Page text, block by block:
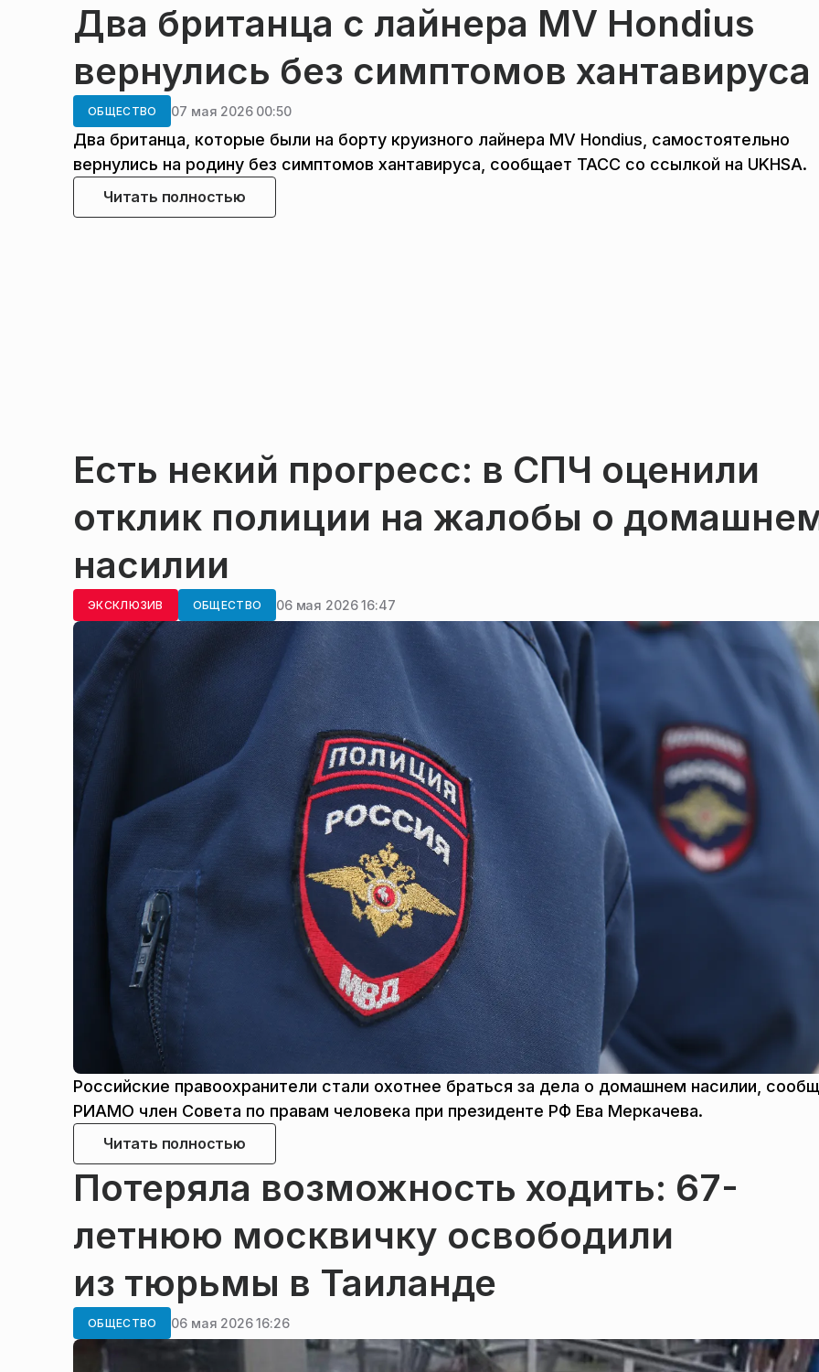
Два британца с лайнера MV Hondius
вернулись без симптомов хантавируса
ОБЩЕСТВО 07 мая 2026 00:50
Два британца, которые были на борту круизного лайнера MV Hondius, самостоятельно
вернулись на родину без симптомов хантавируса, сообщает ТАСС со ссылкой на UKHSA.
Читать полностью
Есть некий прогресс: в СПЧ оценили
отклик полиции на жалобы о
насилии
ЭКСКЛЮЗИВ ОБЩЕСТВО 06 мая 2026 16:47
Российские правоохранители стали охотнее браться за дела о домашнем насилии,
РИАМО член Совета по правам человека при президенте РФ Ева Меркачева.
Читать полностью
Потеряла возможность ходить: 67-
летнюю москвичку освободили
из тюрьмы в Таиланде
ОБЩЕСТВО 06 мая 2026 16:26